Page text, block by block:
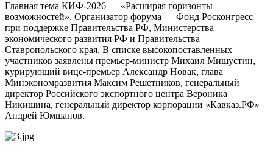
Главная тема КИФ-2026 — «Расширяя горизонты
возможностей». Организатор форума — Фонд Росконгресс
при поддержке Правительства РФ, Министерства
экономического развития РФ и Правительства
Ставропольского края. В списке высокопоставленных
участников заявлены премьер-министр Михаил Мишустин,
курирующий вице-премьер Александр Новак, глава
Минэкономразвития Максим Решетников, генеральный
директор Российского экспортного центра Вероника
Никишина, генеральный директор корпорации «Кавказ.РФ»
Андрей Юмшанов.